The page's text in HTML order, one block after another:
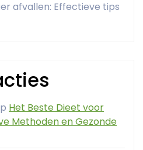
afvallen: Effectieve tips
Het Beste Dieet voor
Methoden en Gezonde